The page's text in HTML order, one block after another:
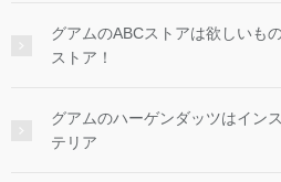
グアムのABCストアは欲しいも
ストア！
グアムのハーゲンダッツはイン
テリア